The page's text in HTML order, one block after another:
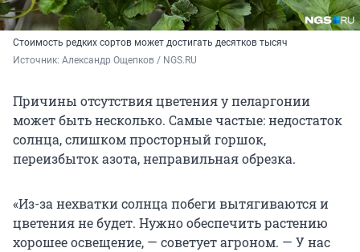
Стоимость редких сортов может достигать десятков тысяч
Источник: Александр Ощепков / NGS.RU
Причины отсутствия цветения у пеларгонии
может быть несколько. Самые частые: недостаток
солнца, слишком просторный горшок,
переизбыток азота, неправильная обрезка.
«Из-за нехватки солнца побеги вытягиваются и
цветения не будет. Нужно обеспечить растению
хорошее освещение, — советует агроном. — У нас